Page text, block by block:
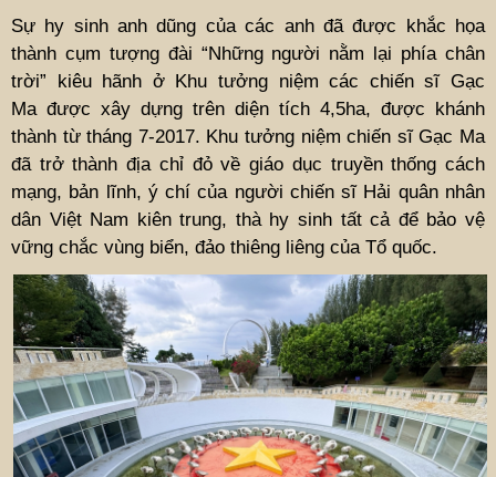
Sự hy sinh anh dũng của các anh đã được khắc họa
thành cụm tượng đài “Những người nằm lại phía chân
trời” kiêu hãnh ở Khu tưởng niệm các chiến sĩ Gạc
Ma được xây dựng trên diện tích 4,5ha, được khánh
thành từ tháng 7-2017. Khu tưởng niệm chiến sĩ Gạc Ma
đã trở thành địa chỉ đỏ về giáo dục truyền thống cách
mạng, bản lĩnh, ý chí của người chiến sĩ Hải quân nhân
dân Việt Nam kiên trung, thà hy sinh tất cả để bảo vệ
vững chắc vùng biển, đảo thiêng liêng của Tổ quốc.